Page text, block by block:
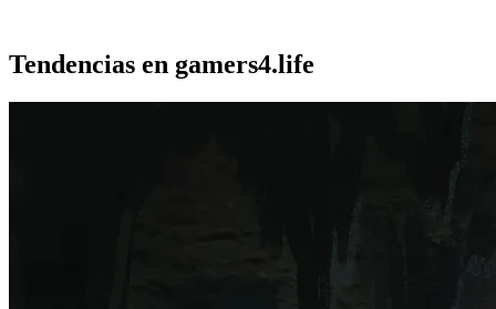
Tendencias en gamers4.life